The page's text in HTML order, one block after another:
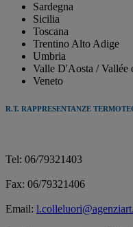
Sardegna
Sicilia
Toscana
Trentino Alto Adige
Umbria
Valle D'Aosta / Vallée
Veneto
R.T. RAPPRESENTANZE
Tel: 06/79321403
Fax: 06/79321406
Email: